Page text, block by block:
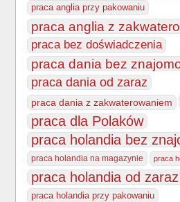
praca anglia przy pakowaniu
praca anglia z
praca bez doświadczenia
praca dania bez
praca dania od zaraz
praca dania z zakwaterowaniem
praca dla Polaków
praca holandia bez
praca holandia na magazynie praca
praca holandia od zaraz
praca holandia przy pakowaniu